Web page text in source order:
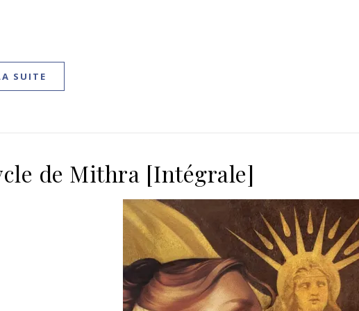
SUITE
de Mithra [Intégrale]